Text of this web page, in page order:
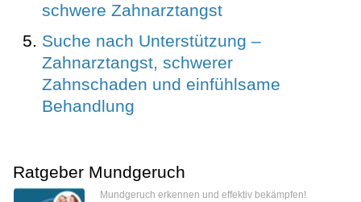
schwere Zahnarztangst
Suche nach Unterstützung –
Zahnarztangst, schwerer
Zahnschaden und einfühlsame
Behandlung
Ratgeber Mundgeruch
Mundgeruch erkennen und effektiv bekämpfen!